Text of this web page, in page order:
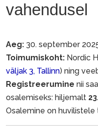
vahendusel
Aeg: 30. september
Toimumiskoht: Nordic
väljak 3, Tallinn) ning
Registreerumine nii
osalemiseks: hiljemalt
Osalemine on huvilistele